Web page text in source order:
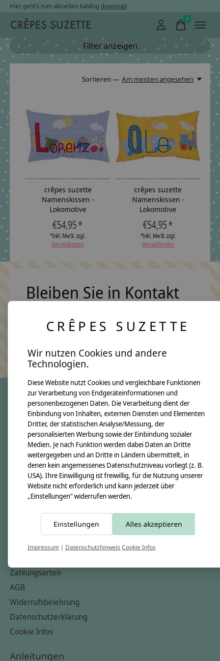
Hier geht’s zum aktuellen Katalog download
0items
Filter anzeigen
Sortieren — Am meisten angesehen
crêpes suzette
Namenskissen -
Lokomotive
€54,95 *
*Inkl. MwSt. zzgl.
Versandkosten
crêpes suzette
Namenskissen -
Lokomotive
€54,95 *
*Inkl. MwSt. zzgl.
Versandkosten
Bleiben Sie in Kontakt
Keine Sorge, wir übertreiben es nicht
crêpes suzette
Über uns
Unsere Creppies
Nähkästchen
Unsere Stoffe
Impressum
Informationen
Kontakt
Zahlungsarten
AGB
Widerrufsbelehrung
Datenschutzerklärung
Cookie Infos
Anleitungen
CRÊPES SUZETTE
Wir nutzen Cookies und andere
Technologien.
Diese Website nutzt Cookies und vergleichbare Funktionen
zur Verarbeitung von Endgeräteinformationen und
personenbezogenen Daten. Die Verarbeitung dient der
Einbindung von Inhalten, externen Diensten und Elementen
Dritter, der statistischen Analyse/Messung, der
personalisierten Werbung sowie der Einbindung sozialer
Medien. Je nach Funktion werden dabei Daten an Dritte
weitergegeben und an Dritte in Ländern übermittelt, in
denen kein angemessenes Datenschutzniveau vorliegt (z. B.
USA). Ihre Einwilligung ist freiwillig, für die Nutzung unserer
Website nicht erforderlich und kann jederzeit über
„Einstellungen“ widerrufen werden.
Einstellungen Alles akzeptieren
Impressum | DatenschutzhinweisCookie Infos